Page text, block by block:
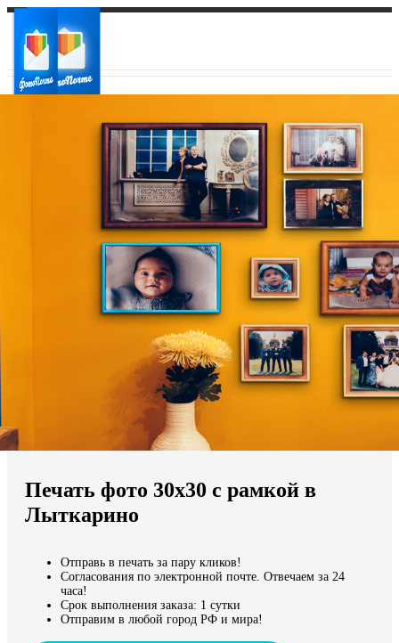
Ваш регион доставки
Выберите из списка:
Мы доставляем по всему миру
Продолжить без города
Печать фото 30х30 с рамкой в
Лыткарино
Отправь в печать за пару кликов!
Согласования по электронной почте. Отвечаем за 24
часа!
Срок выполнения заказа: 1 сутки
Отправим в любой город РФ и мира!